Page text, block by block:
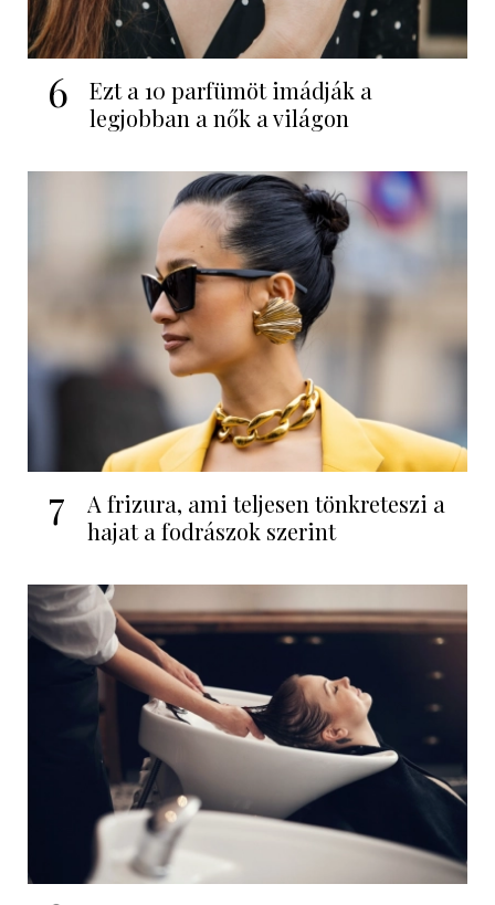
6
Ezt a 10 parfümöt imádják a
legjobban a nők a világon
7
A frizura, ami teljesen tönkreteszi a
hajat a fodrászok szerint